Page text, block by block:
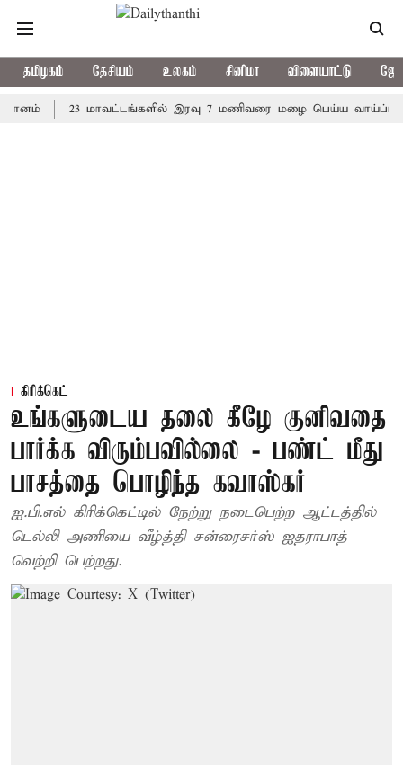
தமிழகம் தேசியம் உலகம் சினிமா விளையாட்டு
23 மாவட்டங்களில் இரவு 7 மணிவரை மழை பெய்ய வாய்ப்பு
கிரிக்கெட்
உங்களுடைய தலை கீழே குனிவதை
பார்க்க விரும்பவில்லை - பண்ட் மீது
பாசத்தை பொழிந்த கவாஸ்கர்
ஐ.பி.எல் கிரிக்கெட்டில் நேற்று நடைபெற்ற ஆட்டத்தில்
டெல்லி அணியை வீழ்த்தி சன்ரைசர்ஸ் ஐதராபாத்
வெற்றி பெற்றது.